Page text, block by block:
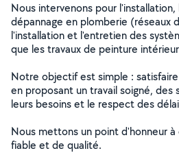
Nous intervenons pour
dépannage en plomberie (réseaux
l'installation et l'entretien des
que les travaux de peinture
Notre objectif est simple :
en proposant un travail soigné, des
leurs besoins et le respect des
Nous mettons un point d'honneur à
fiable et de qualité.